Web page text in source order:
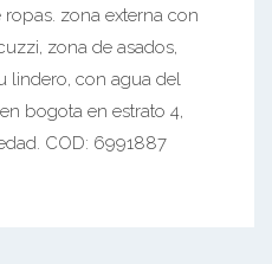
zona externa con
zona de asados,
lindero, con agua del
bogota en estrato 4,
COD: 6991887